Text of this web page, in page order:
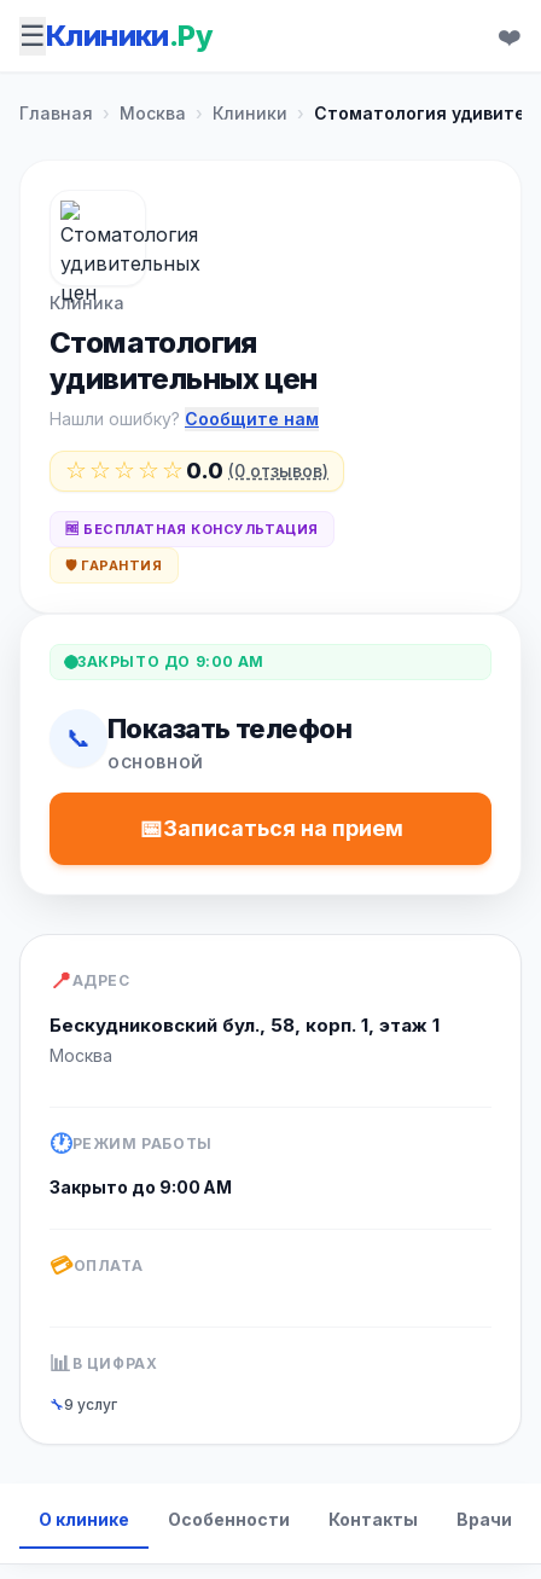
☰Клиники.Ру ❤️
Главная › Москва › Клиники › Стоматология
Клиника
Стоматология
удивительных цен
Нашли ошибку? Сообщите нам
☆☆☆☆☆0.0 (0 отзывов)
🆓 БЕСПЛАТНАЯ КОНСУЛЬТАЦИЯ
🛡️ ГАРАНТИЯ
ЗАКРЫТО ДО 9:00 AM
📞 Показать телефон
ОСНОВНОЙ
📅Записаться на прием
📍АДРЕС
Бескудниковский бул., 58, корп. 1, этаж 1
Москва
🕐РЕЖИМ РАБОТЫ
Закрыто до 9:00 AM
💳ОПЛАТА
📊 В ЦИФРАХ
🔧9 услуг
О клинике Особенности Контакты Врачи